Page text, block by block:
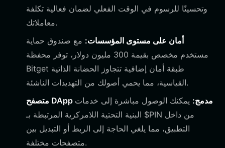
وتحسينًا للرسوم في الوقت الفعلي لضمان فعالية تكلفة
معاملاتك.
أمان على مستوى المؤسسات: مع صندوق حماية
مستخدم مخصص بقيمة 300 مليون دولار، توفر محفظة
Bitget طبقة أمان إضافية تتجاوز الحضانة الذاتية
القياسية، مما يحمي أصولك من التهديدات الناشئة.
متصفح DApp مدمج: يمكنك الوصول مباشرة إلى خدمات
البنية التحتية اللامركزية المرتبطة بـ $PIN من داخل
التطبيق، مما يلغي الحاجة إلى الربط أو التبديل بين
متصفحات مختلفة.